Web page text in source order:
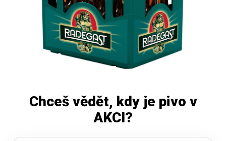
Chceš vědět, kdy je pivo v
AKCI?